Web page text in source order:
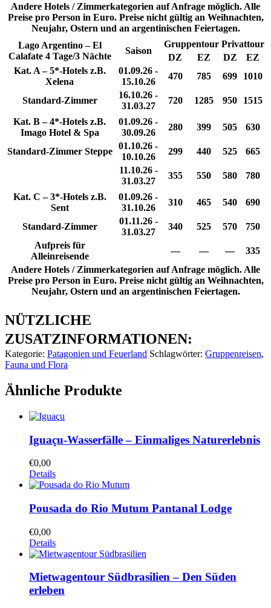
Andere Hotels / Zimmerkategorien auf Anfrage möglich. Alle
Preise pro Person in Euro. Preise nicht gültig an Weihnachten,
Neujahr, Ostern und an argentinischen Feiertagen.
Lago Argentino – El
Calafate 4 Tage/3 Nächte
Saison
Gruppentour Privattour
DZ
EZ DZ
EZ
Kat. A – 5*-Hotels z.B.
Xelena
01.09.26 -
15.10.26
470 785 699 1010
Standard-Zimmer
16.10.26 -
31.03.27
720 1285 950 1515
Kat. B – 4*-Hotels z.B.
Imago Hotel & Spa
01.09.26 -
30.09.26
280 399 505 630
Standard-Zimmer Steppe
01.10.26 -
10.10.26
299 440 525
665
11.10.26 -
31.03.27
355 550 580 780
Kat. C – 3*-Hotels z.B.
Sent
01.09.26 -
31.10.26
310 465 540 690
Standard-Zimmer
01.11.26 -
31.03.27
340 525 570
750
Aufpreis für
Alleinreisende
— — —
335
Andere Hotels / Zimmerkategorien auf Anfrage möglich. Alle
Preise pro Person in Euro. Preise nicht gültig an Weihnachten,
Neujahr, Ostern und an argentinischen Feiertagen.
NÜTZLICHE
ZUSATZINFORMATIONEN:
Kategorie: Patagonien und Feuerland Schlagwörter: Gruppenreisen,
Fauna und Flora
Ähnliche Produkte
Iguaçu-Wasserfälle – Einmaliges Naturerlebnis
€0,00
Details
Pousada do Rio Mutum Pantanal Lodge
€0,00
Details
Mietwagentour Südbrasilien – Den Süden
erleben